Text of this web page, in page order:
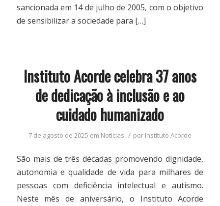
sancionada em 14 de julho de 2005, com o objetivo
de sensibilizar a sociedade para […]
Instituto Acorde celebra 37 anos
de dedicação à inclusão e ao
cuidado humanizado
7 de agosto de 2025 em Notícias / por Instituto Acorde
São mais de três décadas promovendo dignidade,
autonomia e qualidade de vida para milhares de
pessoas com deficiência intelectual e autismo.
Neste mês de aniversário, o Instituto Acorde